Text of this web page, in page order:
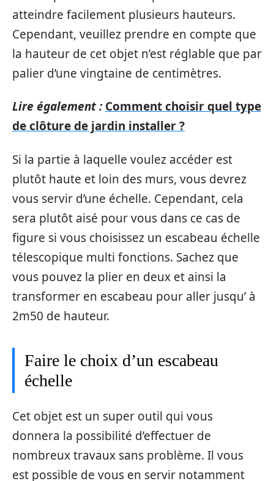
atteindre facilement plusieurs hauteurs.
Cependant, veuillez prendre en compte que
la hauteur de cet objet n’est réglable que par
palier d’une vingtaine de centimètres.
Lire également : Comment choisir quel type
de clôture de jardin installer ?
Si la partie à laquelle voulez accéder est
plutôt haute et loin des murs, vous devrez
vous servir d’une échelle. Cependant, cela
sera plutôt aisé pour vous dans ce cas de
figure si vous choisissez un escabeau échelle
télescopique multi fonctions. Sachez que
vous pouvez la plier en deux et ainsi la
transformer en escabeau pour aller jusqu’ à
2m50 de hauteur.
Faire le choix d’un escabeau
échelle
Cet objet est un super outil qui vous
donnera la possibilité d’effectuer de
nombreux travaux sans problème. Il vous
est possible de vous en servir notamment